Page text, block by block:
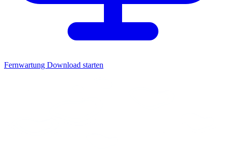
Fernwartung Download starten